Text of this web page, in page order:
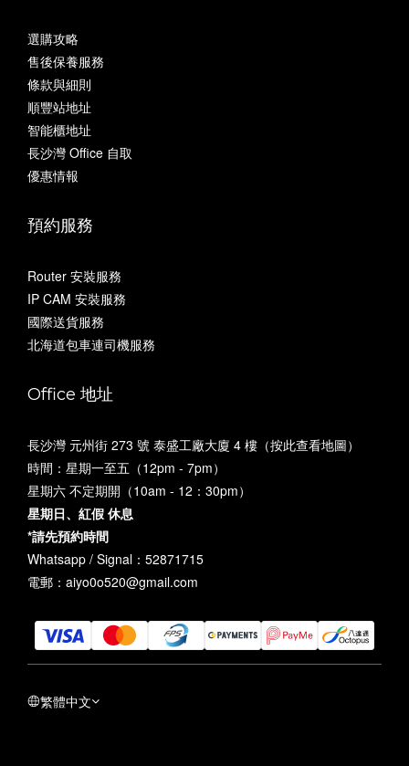
選購攻略
售後保養服務
條款與細則
順豐站地址
智能櫃地址
長沙灣 Office 自取
優惠情報
預約服務
Router 安裝服務
IP CAM 安裝服務
國際送貨服務
北海道包車連司機服務
Office 地址
長沙灣 元州街 273 號 泰盛工廠大廈 4 樓（按此查看地圖）
時間：星期一至五（12pm - 7pm）
星期六 不定期開（10am - 12：30pm）
星期日、紅假 休息
*請先預約時間
Whatsapp / Signal：52871715
電郵：aiyo0o520@gmail.com
繁體中文